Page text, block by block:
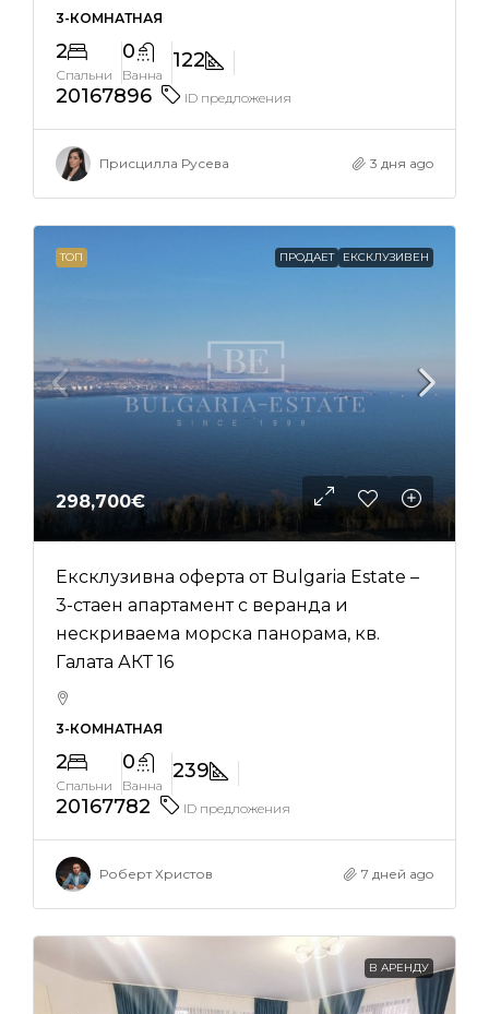
3-КОМНАТНАЯ
2
Спальни
0
Ванна
122
20167896
ID предложения
Присцилла Русева 3 дня ago
ТОП ПРОДАЕТ ЕКСКЛУЗИВЕН
298,700€
Ексклузивна оферта от Bulgaria Estate –
3-стаен апартамент с веранда и
нескриваема морска панорама, кв.
Галата АКТ 16
3-КОМНАТНАЯ
2
Спальни
0
Ванна
239
20167782
ID предложения
Роберт Христов 7 дней ago
В АРЕНДУ